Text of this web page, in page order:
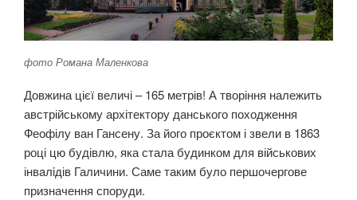
фото Романа Маленкова
Довжина цієї величі – 165 метрів! А творіння належить
австрійському архітектору данського походження
Феофілу ван Гансену. За його проєктом і звели в 1863
році цю будівлю, яка стала будинком для військових
інвaлiдів Галичини. Саме таким було першочергове
призначення споруди.